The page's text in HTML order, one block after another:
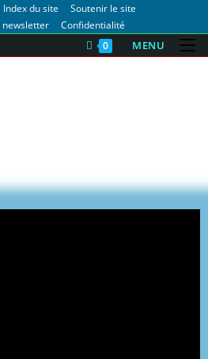
Index du site
Soutenir le site
newsletter
Confidentialité
0
MENU